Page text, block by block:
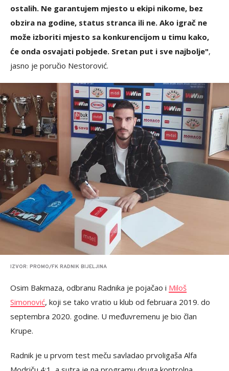
ostalih. Ne garantujem mjesto u ekipi nikome, bez
obzira na godine, status stranca ili ne. Ako igrač ne
može izboriti mjesto sa konkurencijom u timu kako,
će onda osvajati pobjede. Sretan put i sve najbolje",
jasno je poručio Nestorović.
IZVOR: PROMO/FK RADNIK BIJELJINA
Osim Bakmaza, odbranu Radnika je pojačao i Miloš
Simonović, koji se tako vratio u klub od februara 2019. do
septembra 2020. godine. U međuvremenu je bio član
Krupe.
Radnik je u prvom test meču savladao prvoligaša Alfa